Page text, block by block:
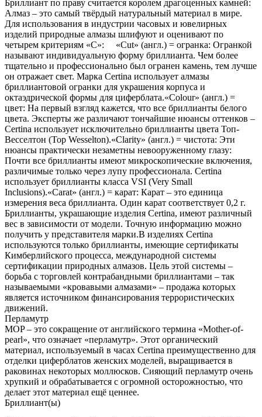
Бриллиант по праву считается королем драгоценных камней:
Алмаз – это самый твёрдый натуральный материал в мире.
Для использования в индустрии часовых и ювелирных
изделий природные алмазы шлифуют и оценивают по
четырем критериям «C»: «Cut» (англ.) = огранка: Огранкой
называют индивидуальную форму бриллианта. Чем более
тщательно и профессионально был огранен камень, тем лучше
он отражает свет. Марка Certina использует алмазы
бриллиантовой огранки для украшения корпуса и
октаэдрической формы для циферблата.«Colour» (англ.) =
цвет: На первый взгляд кажется, что все бриллианты белого
цвета. Эксперты же различают тончайшие нюансы оттенков –
Certina использует исключительно бриллианты цвета Топ-
Весселтон (Top Wesselton).«Clarity» (англ.) = чистота: Эти
нюансы практически незаметны невооруженному глазу:
Почти все бриллианты имеют микроскопические включения,
различимые только через лупу профессионала. Certina
использует бриллианты класса VSI (Very Small
Inclusions).«Carat» (англ.) = карат: Карат – это единица
измерения веса бриллианта. Один карат соответствует 0,2 г.
Бриллианты, украшающие изделия Certina, имеют различный
вес в зависимости от модели. Точную информацию можно
получить у представителя марки.В изделиях Certina
используются только бриллианты, имеющие сертификаты
Кимберлийского процесса, международной системы
сертификации природных алмазов. Цель этой системы –
борьба с торговлей контрабандными бриллиантами – так
называемыми «кровавыми алмазами» – продажа которых
является источником финансирования террористических
движений.
Перламутр
MOP – это сокращение от английского термина «Mother-of-
pearl», что означает «перламутр». Этот органический
материал, используемый в часах Certina преимущественно для
отделки циферблатов женских моделей, выращивается в
раковинах некоторых моллюсков. Сияющий перламутр очень
хрупкий и обрабатывается с огромной осторожностью, что
делает этот материал ещё ценнее.
Бриллиант(ы)